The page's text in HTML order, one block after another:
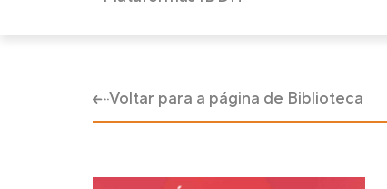
Voltar para a página de Biblioteca